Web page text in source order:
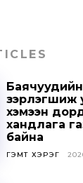
Баячуудийн
зэрлэгшиж
хэмээн дорд
хандлага
байна
ГЭМТ ХЭРЭГ